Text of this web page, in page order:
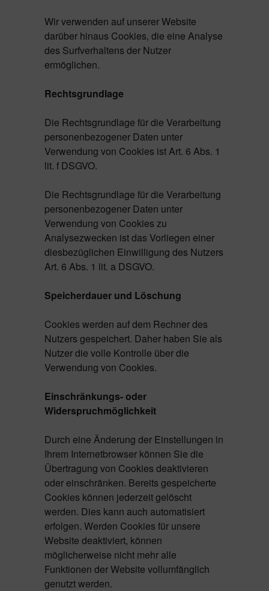
Wir verwenden auf unserer Website
darüber hinaus Cookies, die eine Analyse
des Surfverhaltens der Nutzer
ermöglichen.
Rechtsgrundlage
Die Rechtsgrundlage für die Verarbeitung
personenbezogener Daten unter
Verwendung von Cookies ist Art. 6 Abs. 1
lit. f DSGVO.
Die Rechtsgrundlage für die Verarbeitung
personenbezogener Daten unter
Verwendung von Cookies zu
Analysezwecken ist das Vorliegen einer
diesbezüglichen Einwilligung des Nutzers
Art. 6 Abs. 1 lit. a DSGVO.
Speicherdauer und Löschung
Cookies werden auf dem Rechner des
Nutzers gespeichert. Daher haben Sie als
Nutzer die volle Kontrolle über die
Verwendung von Cookies.
Einschränkungs- oder
Widerspruchmöglichkeit
Durch eine Änderung der Einstellungen in
Ihrem Internetbrowser können Sie die
Übertragung von Cookies deaktivieren
oder einschränken. Bereits gespeicherte
Cookies können jederzeit gelöscht
werden. Dies kann auch automatisiert
erfolgen. Werden Cookies für unsere
Website deaktiviert, können
möglicherweise nicht mehr alle
Funktionen der Website vollumfänglich
genutzt werden.